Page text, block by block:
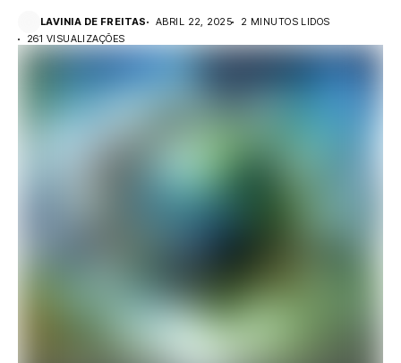
LAVINIA DE FREITAS ABRIL 22, 2025
2 MINUTOS LIDOS
261 VISUALIZAÇÕES